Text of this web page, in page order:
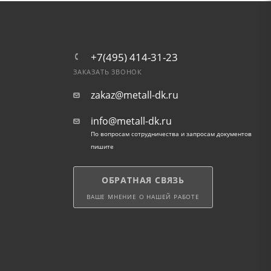
+7(495) 414-31-23
ЗАКАЗАТЬ ЗВОНОК
zakaz@metall-dk.ru
info@metall-dk.ru
По вопросам сотрудничества и запросам документов
пишите
ОБРАТНАЯ СВЯЗЬ
ВАШЕ МНЕНИЕ О НАШЕЙ РАБОТЕ